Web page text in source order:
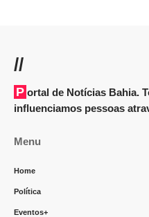
//
Portal de Notícias Bahia. Todos os dias Informamos e
influenciamos pessoas
Menu
Home
Política
Eventos+